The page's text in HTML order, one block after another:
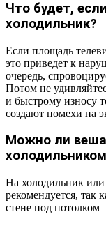
Что будет,
холодильник?
Если площадь
это приведет к
очередь,
Потом не
и быстрому износу
создают помехи на
Можно ли
На холодильник
рекомендуется, так
стене под